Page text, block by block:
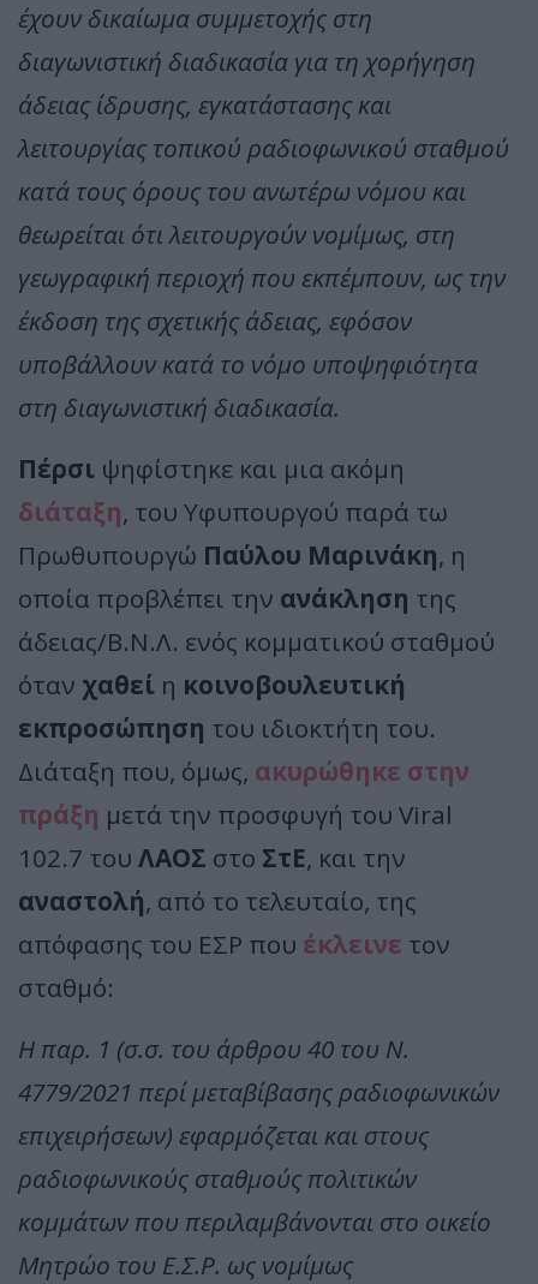
έχουν δικαίωμα συμμετοχής στη
διαγωνιστική διαδικασία για τη χορήγηση
άδειας ίδρυσης, εγκατάστασης και
λειτουργίας τοπικού ραδιοφωνικού σταθμού
κατά τους όρους του ανωτέρω νόμου και
θεωρείται ότι λειτουργούν νομίμως, στη
γεωγραφική περιοχή που εκπέμπουν, ως την
έκδοση της σχετικής άδειας, εφόσον
υποβάλλουν κατά το νόμο υποψηφιότητα
στη διαγωνιστική διαδικασία.
Πέρσι ψηφίστηκε και μια ακόμη
διάταξη, του Υφυπουργού παρά τω
Πρωθυπουργώ Παύλου Μαρινάκη, η
οποία προβλέπει την ανάκληση της
άδειας/Β.Ν.Λ. ενός κομματικού σταθμού
όταν χαθεί η κοινοβουλευτική
εκπροσώπηση του ιδιοκτήτη του.
Διάταξη που, όμως, ακυρώθηκε στην
πράξη μετά την προσφυγή του Viral
102.7 του ΛΑΟΣ στο ΣτΕ, και την
αναστολή, από το τελευταίο, της
απόφασης του ΕΣΡ που έκλεινε τον
σταθμό:
Η παρ. 1 (σ.σ. του άρθρου 40 του Ν.
4779/2021 περί μεταβίβασης ραδιοφωνικών
επιχειρήσεων) εφαρμόζεται και στους
ραδιοφωνικούς σταθμούς πολιτικών
κομμάτων που περιλαμβάνονται στο οικείο
Μητρώο του Ε.Σ.Ρ. ως νομίμως